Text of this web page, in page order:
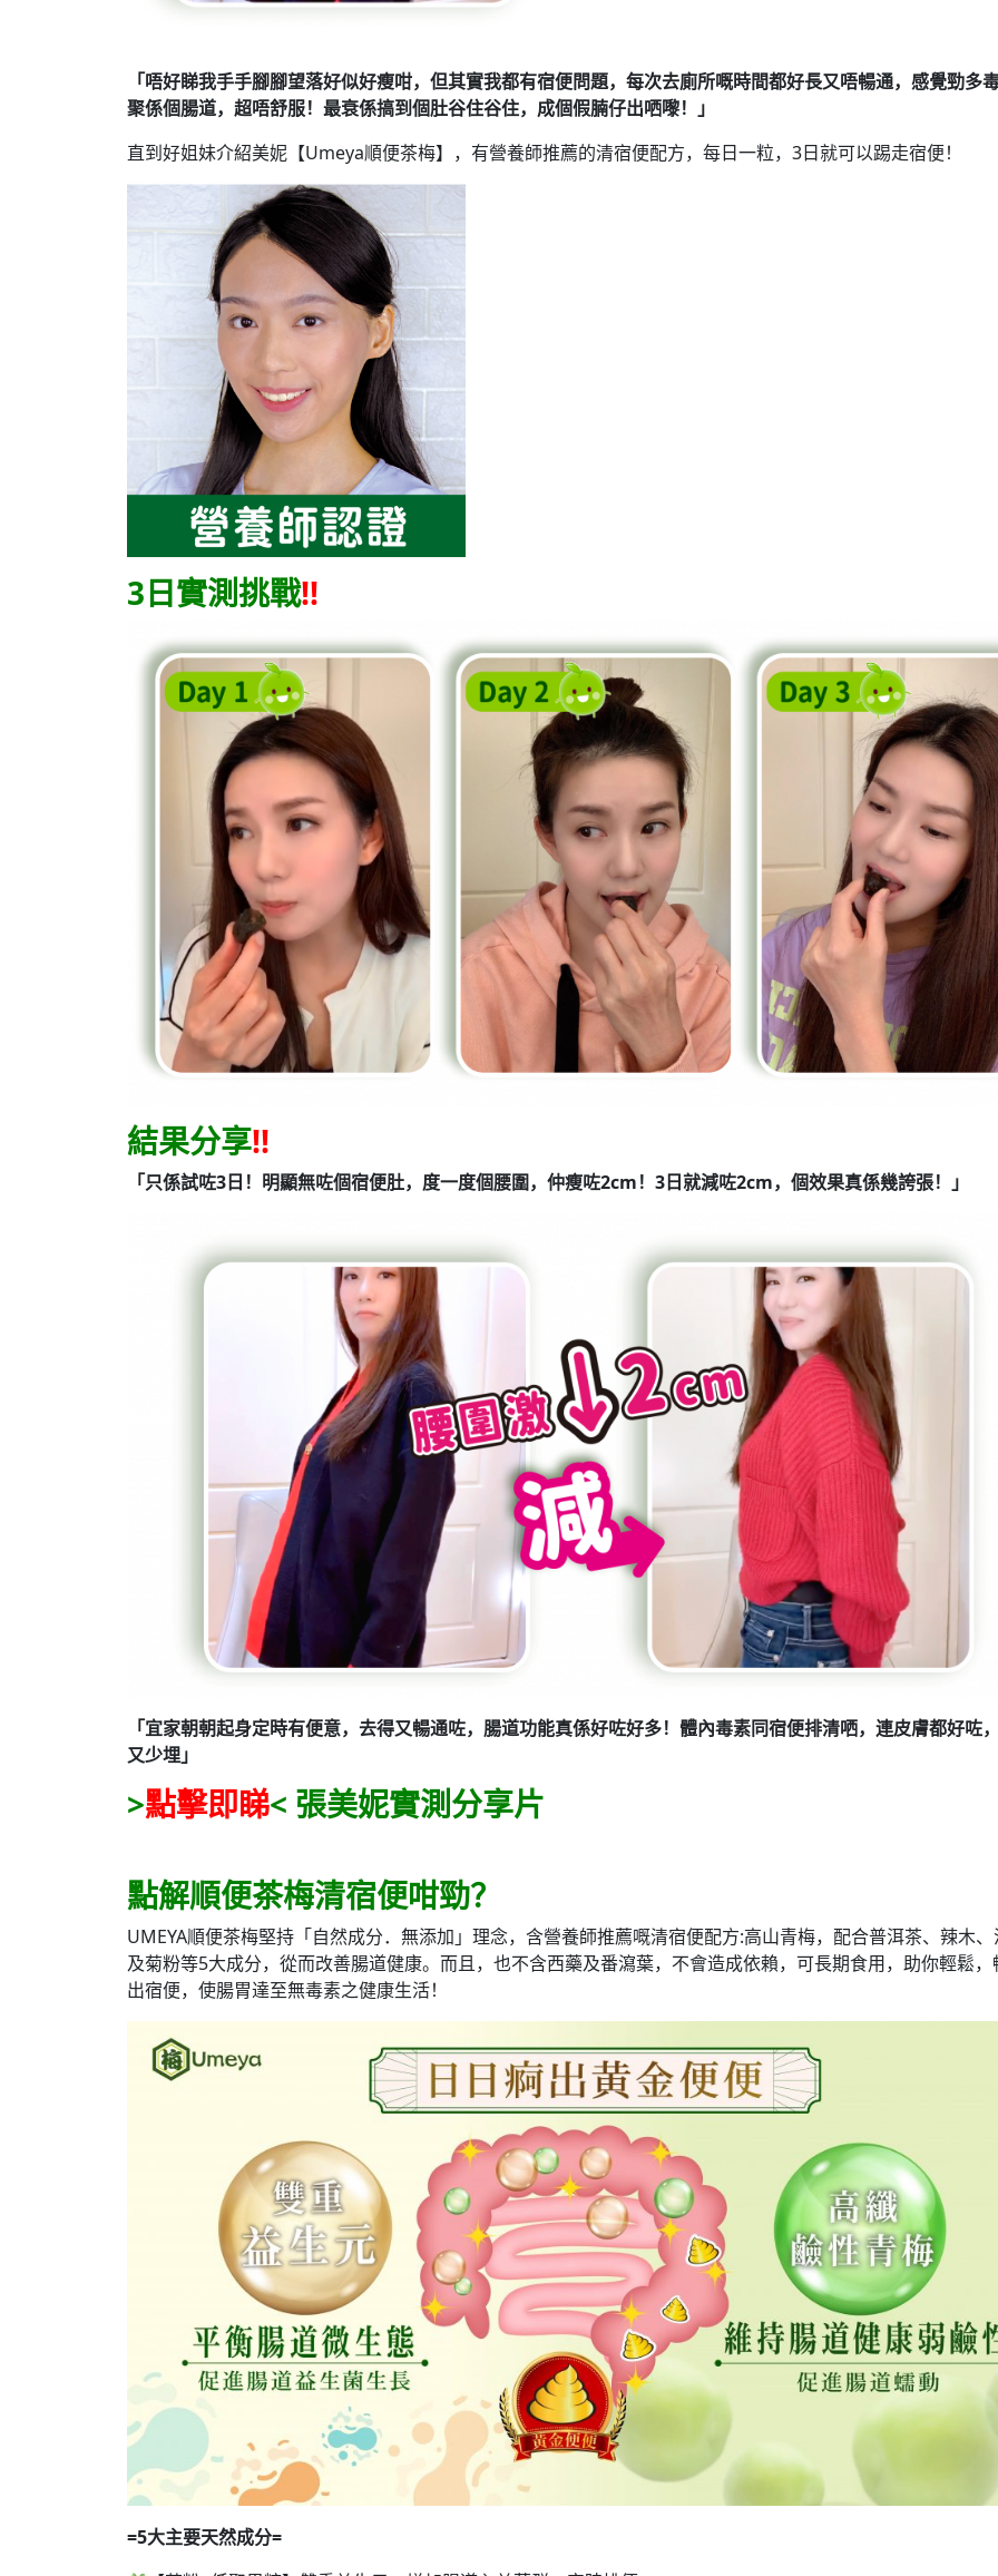
「唔好睇我手手腳腳望落好似好瘦咁，但其實我都有宿便問題，每次去廁所嘅時間都好長又唔暢通，感覺勁多
聚係個腸道，超唔舒服！最衰係搞到個肚谷住谷住，成個假腩仔出哂嚟！」
直到好姐妹介紹美妮【Umeya順便茶梅】，有營養師推薦的清宿便配方，每日一粒，3日就可以踢走宿便！
3日實測挑戰!!
結果分享!!
「只係試咗3日！明顯無咗個宿便肚，度一度個腰圍，仲瘦咗2cm！3日就減咗2cm，個效果真係幾誇張！」
「宜家朝朝起身定時有便意，去得又暢通咗，腸道功能真係好咗好多！體內毒素同宿便排清哂，連皮膚都好咗
又少埋」
>點擊即睇< 張美妮實測分享片
點解順便茶梅清宿便咁勁？
UMEYA順便茶梅堅持「自然成分．無添加」理念，含營養師推薦嘅清宿便配方:高山青梅，配合普洱茶、辣木
及菊粉等5大成分，從而改善腸道健康。而且，也不含西藥及番瀉葉，不會造成依賴，可長期食用，助你輕鬆，
出宿便，使腸胃達至無毒素之健康生活！
=5大主要天然成分=